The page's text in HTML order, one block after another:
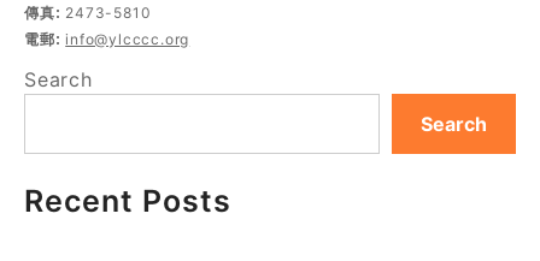
傳真: 2473-5810
電郵: info@ylcccc.org
Search
Search
Recent Posts